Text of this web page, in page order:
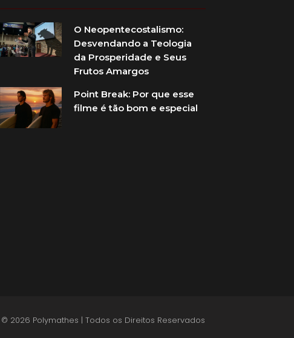
O Neopentecostalismo:
Desvendando a Teologia
da Prosperidade e Seus
Frutos Amargos
Point Break: Por que esse
filme é tão bom e especial
© 2026 Polymathes | Todos os Direitos Reservados